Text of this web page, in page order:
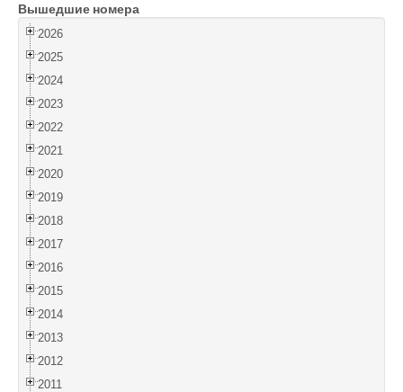
Войти
Вышедшие номера
2026
2025
2024
2023
2022
2021
2020
2019
2018
2017
2016
2015
2014
2013
2012
2011